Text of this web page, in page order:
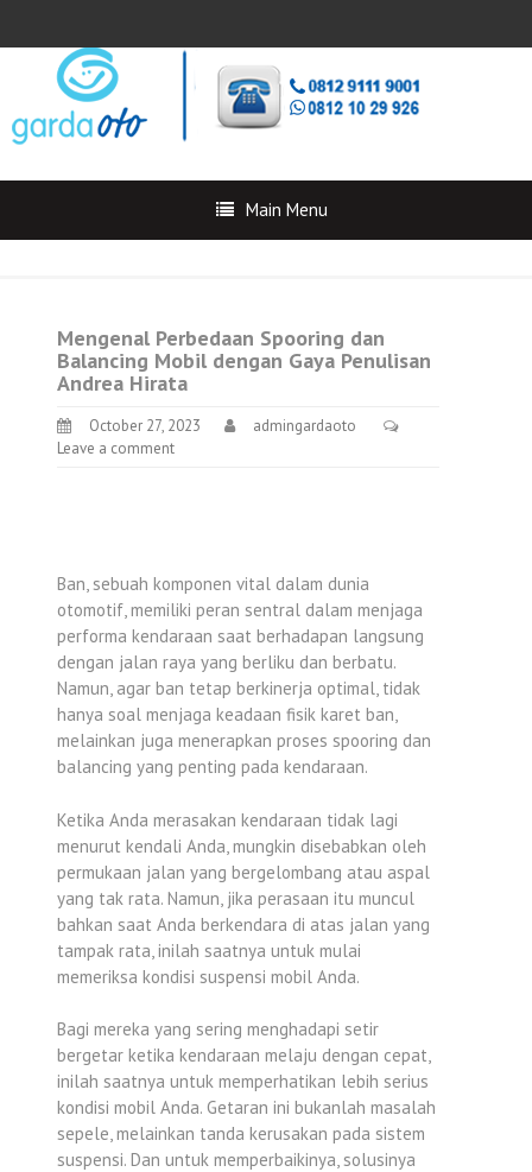
Main Menu
Mengenal Perbedaan Spooring dan
Balancing Mobil dengan Gaya Penulisan
Andrea Hirata
October 27, 2023
admingardaoto
Leave a comment
Ban, sebuah komponen vital dalam dunia
otomotif, memiliki peran sentral dalam menjaga
performa kendaraan saat berhadapan langsung
dengan jalan raya yang berliku dan berbatu.
Namun, agar ban tetap berkinerja optimal, tidak
hanya soal menjaga keadaan fisik karet ban,
melainkan juga menerapkan proses spooring dan
balancing yang penting pada kendaraan.
Ketika Anda merasakan kendaraan tidak lagi
menurut kendali Anda, mungkin disebabkan oleh
permukaan jalan yang bergelombang atau aspal
yang tak rata. Namun, jika perasaan itu muncul
bahkan saat Anda berkendara di atas jalan yang
tampak rata, inilah saatnya untuk mulai
memeriksa kondisi suspensi mobil Anda.
Bagi mereka yang sering menghadapi setir
bergetar ketika kendaraan melaju dengan cepat,
inilah saatnya untuk memperhatikan lebih serius
kondisi mobil Anda. Getaran ini bukanlah masalah
sepele, melainkan tanda kerusakan pada sistem
suspensi. Dan untuk memperbaikinya, solusinya